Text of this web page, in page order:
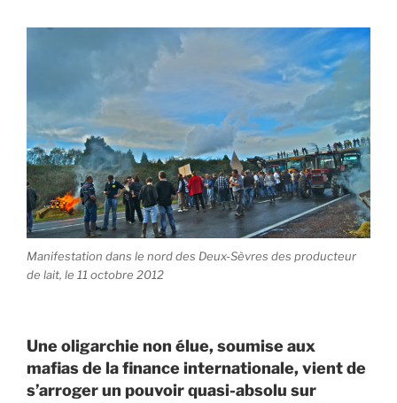
l
Fr
dl
y
Manifestation dans le nord des Deux-Sèvres des producteur
de lait, le 11 octobre 2012
Une oligarchie non élue, soumise aux
mafias de la finance internationale, vient de
s’arroger un pouvoir quasi-absolu sur